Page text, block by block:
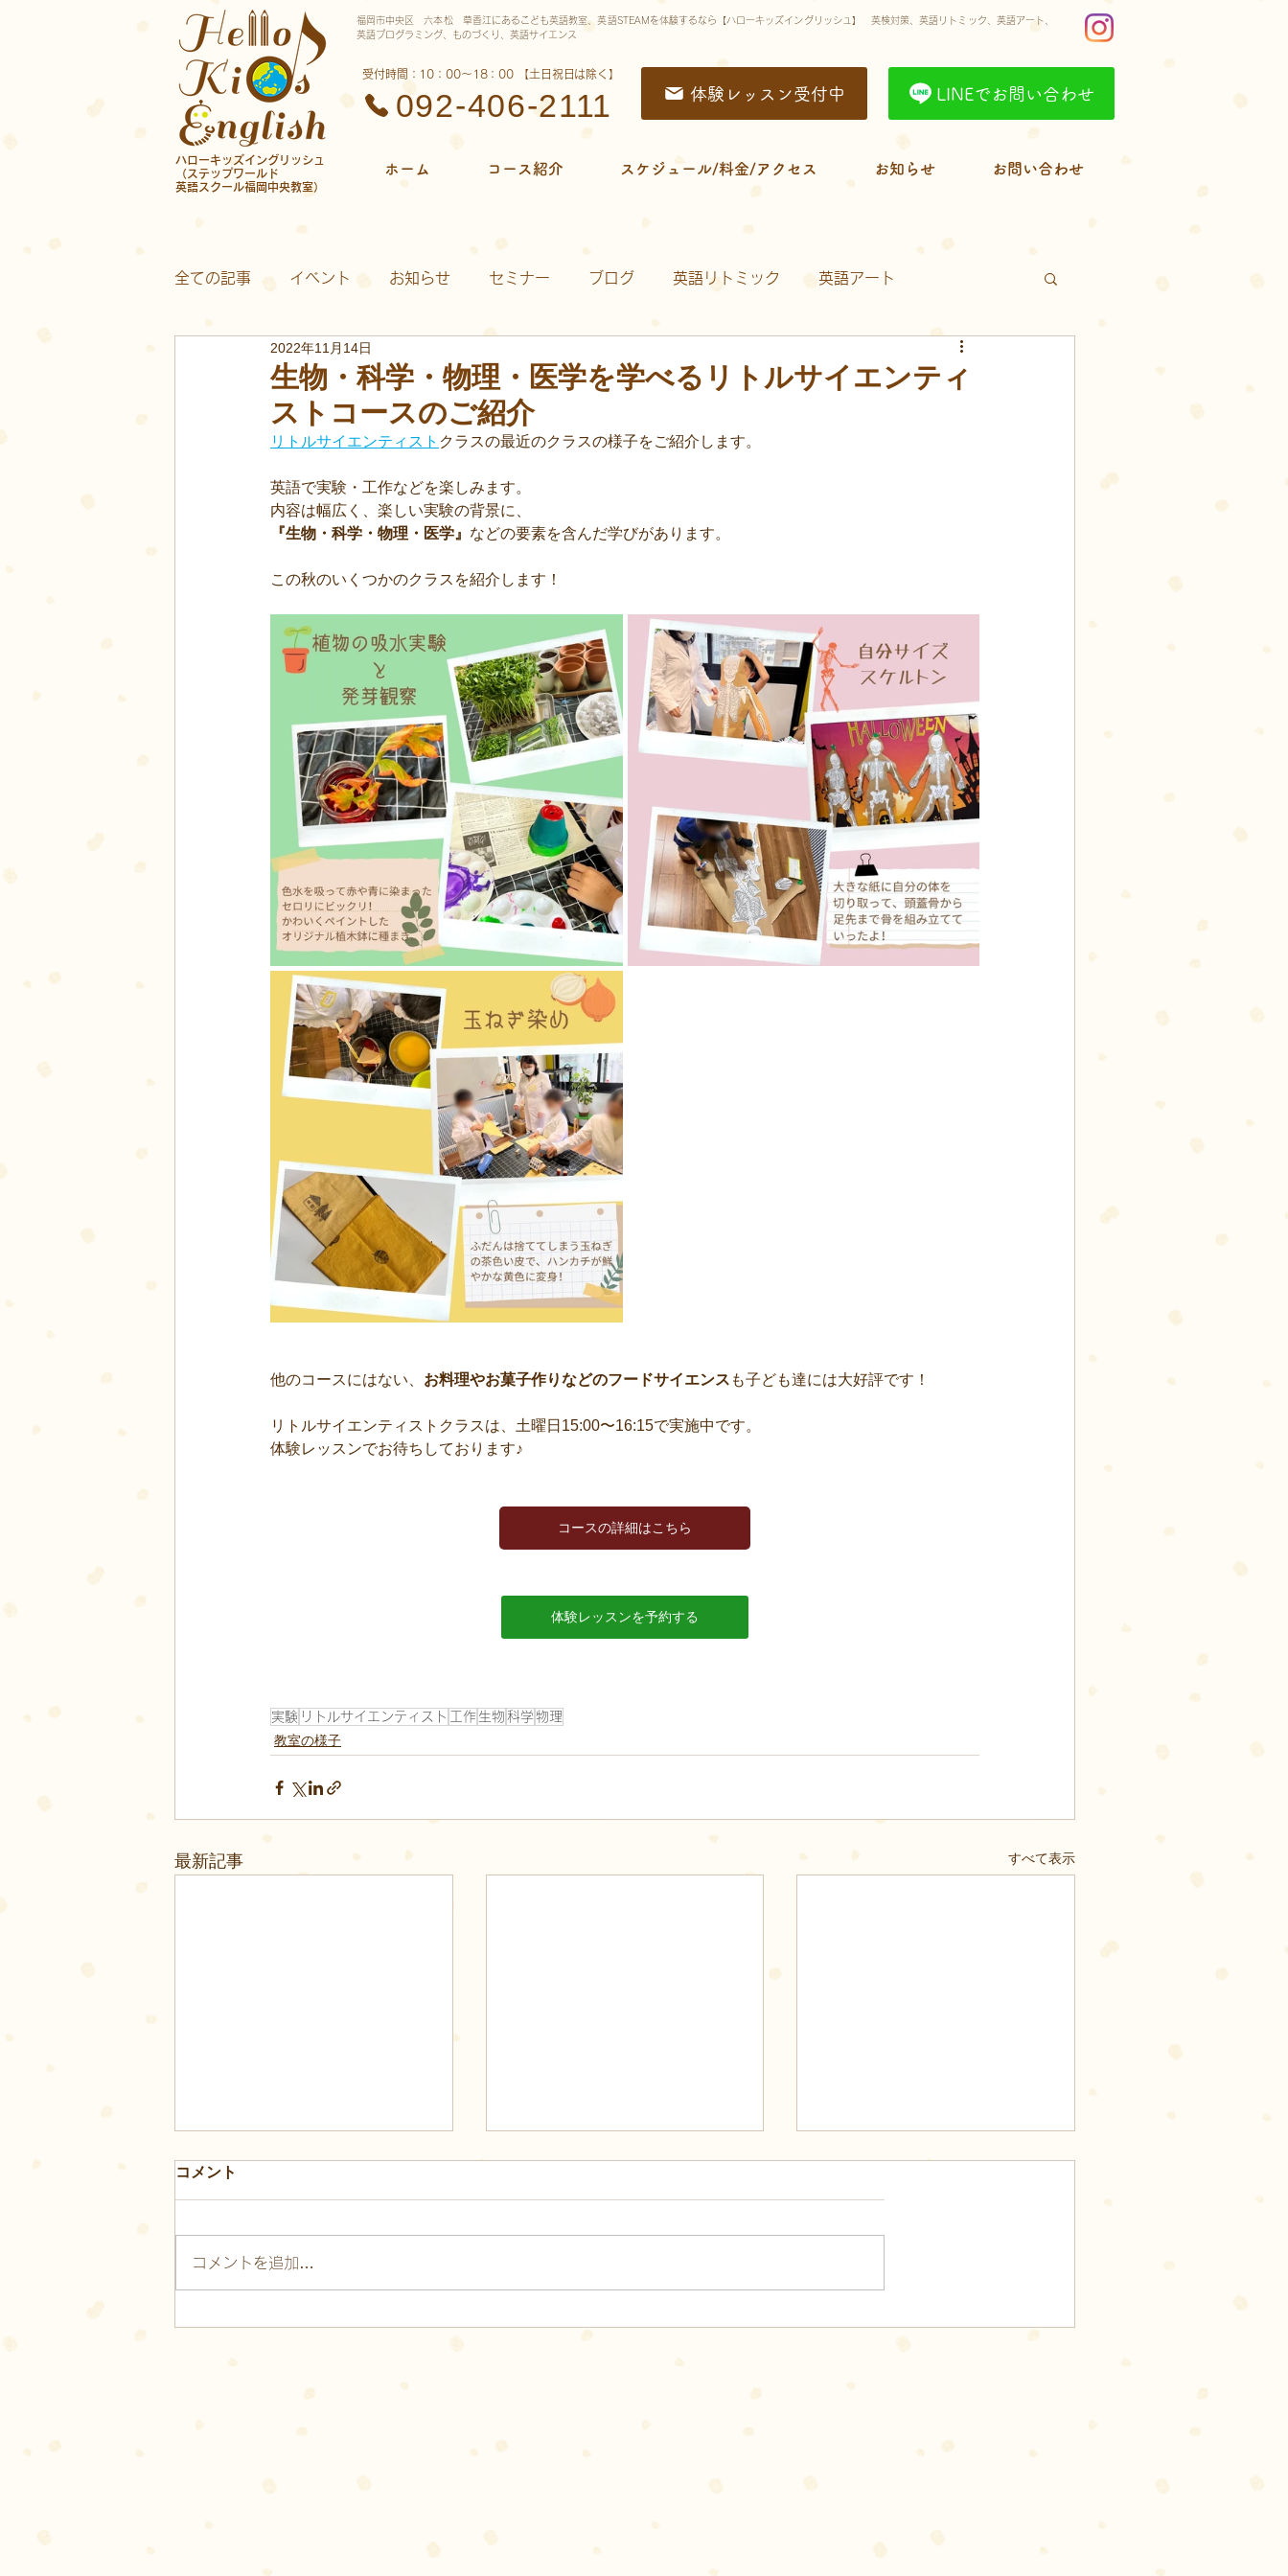
​ハローキッズイングリッシュ
（ステップワールド
英語スクール福岡中央教室）
福岡市中央区 六本松 草香江にあるこども英語教室、英語STEAMを体験するなら【ハローキッズイングリッシュ】 英検対策、英語リトミック、英語アート、
英語プログラミング、ものづくり、英語サイエンス
​受付時間：10：00〜18：00 【土日祝日は除く】
092-406-2111 体験レッスン受付中 LINEでお問い合わせ
ホーム コース紹介 スケジュール/料金/アクセス お知らせ お問い合わせ
全ての記事 イベント お知らせ セミナー ブログ 英語リトミック 英語アート
プログラミング・もの作り プリント
生物・科学・物理・医学を学べるリトルサイエンティ
ストコースのご紹介
2022年11月14日
リトルサイエンティスト クラスの最近のクラスの様子をご紹介します。
英語で実験・工作などを楽しみます。
内容は幅広く、楽しい実験の背景に、
『生物・科学・物理・医学』 などの要素を含んだ学びがあります。
この秋のいくつかのクラスを紹介します！
他のコースにはない、 お料理やお菓子作りなどのフードサイエンス も子ども達には大好評です！
リトルサイエンティストクラスは、土曜日15:00〜16:15で実施中です。
体験レッスンでお待ちしております♪
コースの詳細はこちら
体験レッスンを予約する
実験 リトルサイエンティスト 工作 生物 科学 物理
教室の様子
最新記事 すべて表示
コメント
コメントを追加…